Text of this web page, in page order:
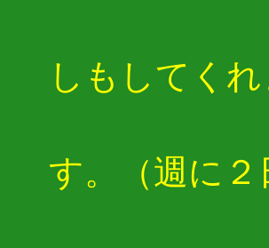
しもしてく
す。（週に